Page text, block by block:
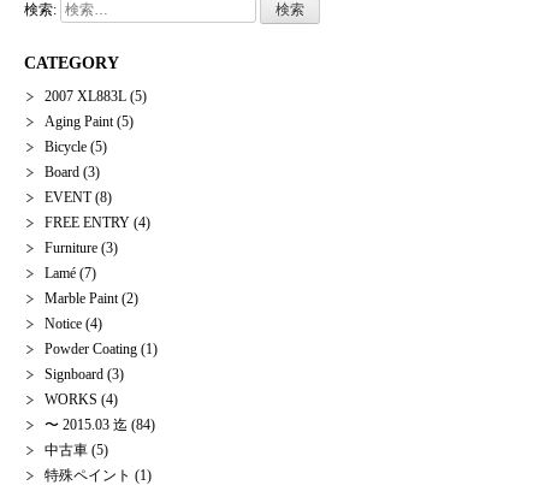
検索:
CATEGORY
2007 XL883L (5)
Aging Paint(5)
Bicycle (5)
Board (3)
EVENT(8)
FREE ENTRY (4)
Furniture (3)
Lamé (7)
Marble Paint(2)
Notice (4)
Powder Coating (1)
Signboard (3)
WORKS (4)
〜 2015.03 迄 (84)
中古車 (5)
特殊ペイント (1)